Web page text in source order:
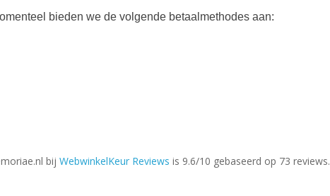
bieden we de volgende betaalmethodes aan:
bij WebwinkelKeur Reviews is 9.6/10 gebaseerd op 73 reviews.